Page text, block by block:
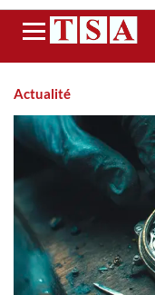
Menu
Actualité